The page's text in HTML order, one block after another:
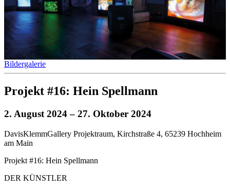
Bildergalerie
Projekt #16: Hein Spellmann
2. August 2024– 27. Oktober 2024
DavisKlemmGallery Projektraum, Kirchstraße 4, 65239 Hochheim
am Main
Projekt #16: Hein Spellmann
DER KÜNSTLER